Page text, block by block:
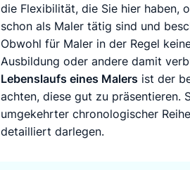
die Flexibilität, die Sie hier haben,
schon als Maler tätig sind und
Obwohl für Maler in der Regel
Ausbildung oder andere damit
Lebenslaufs eines Malers ist der
achten, diese gut zu präsentieren.
umgekehrter chronologischer
detailliert darlegen.